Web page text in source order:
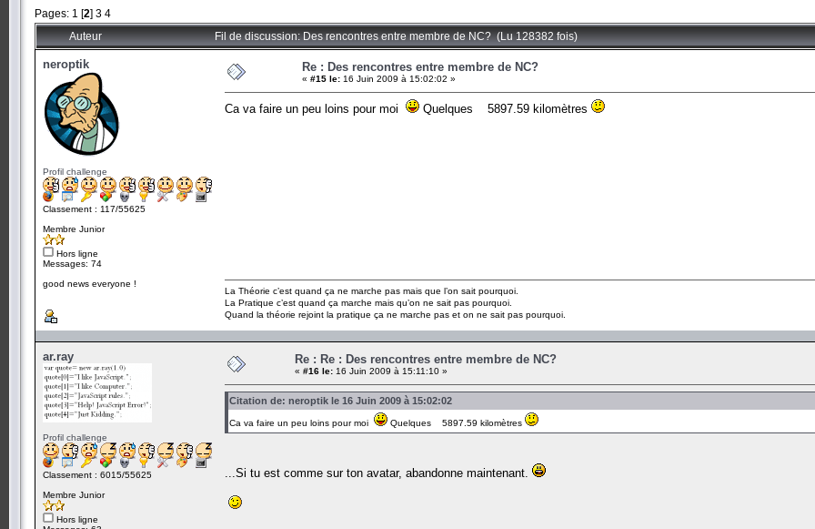
Programmation
Stéganographie
Wargame
Pages: 1 [2] 3 4
Auteur Fil de discussion: Des rencontres entre membre de NC? (Lu 128382 fois)
neroptik
Profil challenge
Classement : 117/55625
Membre Junior
Hors ligne
Messages: 74
good news everyone !
Re : Des rencontres entre membre de NC?
« #15 le: 16 Juin 2009 à 15:02:02 »
Ca va faire un peu loins pour moi Quelques 5897.59 kilomètres
La Théorie c’est quand ça ne marche pas mais que l’on sait pourquoi.
La Pratique c’est quand ça marche mais qu’on ne sait pas pourquoi.
Quand la théorie rejoint la pratique ça ne marche pas et on ne sait pas pourquoi.
ar.ray
Profil challenge
Classement : 6015/55625
Membre Junior
Hors ligne
Re : Re : Des rencontres entre membre de NC?
« #16 le: 16 Juin 2009 à 15:11:10 »
Citation de: neroptik le 16 Juin 2009 à 15:02:02
Ca va faire un peu loins pour moi Quelques 5897.59 kilomètres
...Si tu est comme sur ton avatar, abandonne maintenant.